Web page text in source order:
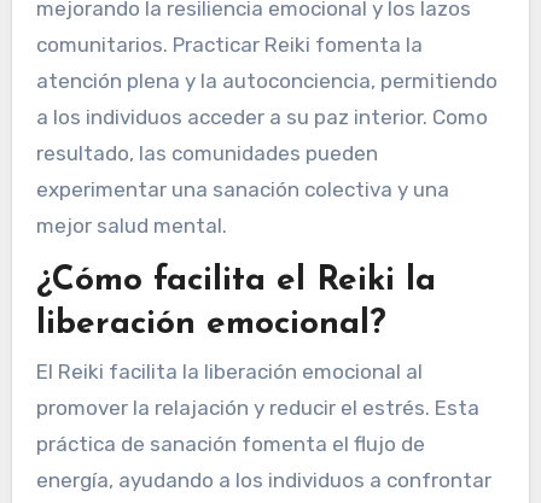
mejorando la resiliencia emocional y los lazos
comunitarios. Practicar Reiki fomenta la
atención plena y la autoconciencia, permitiendo
a los individuos acceder a su paz interior. Como
resultado, las comunidades pueden
experimentar una sanación colectiva y una
mejor salud mental.
¿Cómo facilita el Reiki la
liberación emocional?
El Reiki facilita la liberación emocional al
promover la relajación y reducir el estrés. Esta
práctica de sanación fomenta el flujo de
energía, ayudando a los individuos a confrontar